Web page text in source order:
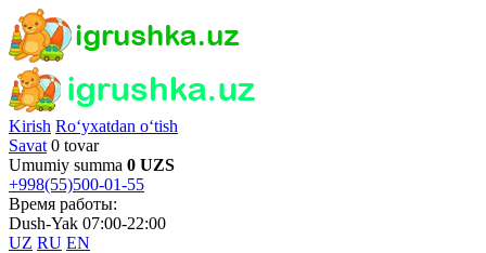
Kirish Ro‘yxatdan o‘tish
Savat 0 tovar
Umumiy summa 0 UZS
+998(55)500-01-55
Время работы:
Dush-Yak 07:00-22:00
UZ RU EN